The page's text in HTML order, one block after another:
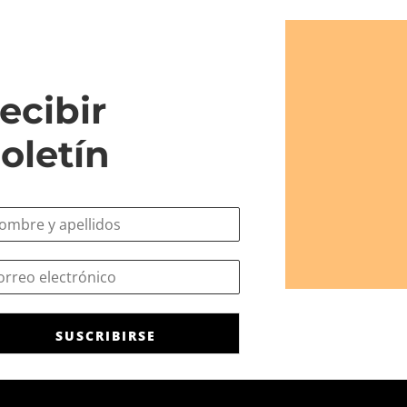
SUSCRIBIRSE